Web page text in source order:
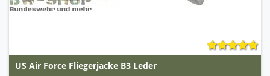
Einstieg
VANGUARD®-Premium-Dämpfungssohlensystem
Gepolsterte Polyurethan-Mittelsohle
100 % VIBRAM Sierra-Laufsohle aus Gummi
US Air Force Fliegerjacke B3 Leder